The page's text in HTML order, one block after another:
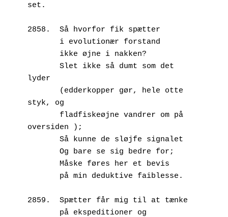
set.
2858.  Så hvorfor fik spætter
       i evolutionær forstand
       ikke øjne i nakken?
lyder
styk, og
oversiden );
       Så kunne de sløjfe signalet
       Og bare se sig bedre for;
       Måske føres her et bevis
       på min deduktive faiblesse.
2859.  Spætter får mig til at tænke